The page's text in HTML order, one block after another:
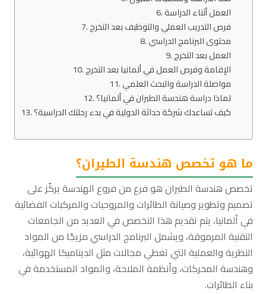
العمل أثناء الدراسة
فرص التدريب العملي والتوظيف بعد التخرج
محتوى البرنامج الدراسي
العمل بعد التخرج
الإقامة وفرص العمل في ألمانيا بعد التخرج
مواصلة الدراسة والبحث العلمي
لماذا دراسة هندسة الطيران في ألمانيا؟
كيف تساعدك شركة حداثة الدولية في بدء رحلتك الدراسية؟
ما هو تخصص هندسة الطيران؟
تخصص هندسة الطيران هو فرع من فروع الهندسة يركّز على
تصميم وتطوير وصيانة الطائرات والمروحيات والمركبات الفضائية
في ألمانيا، يتم تقديم هذا التخصص في العديد من الجامعات
التقنية المرموقة، ويشمل البرنامج الدراسي مزيجًا من المواد
النظرية والعملية التي تغطي مجالات مثل الديناميكا الهوائية،
وهندسة المحركات، وأنظمة الملاحة، والمواد المستخدمة في
بناء الطائرات.